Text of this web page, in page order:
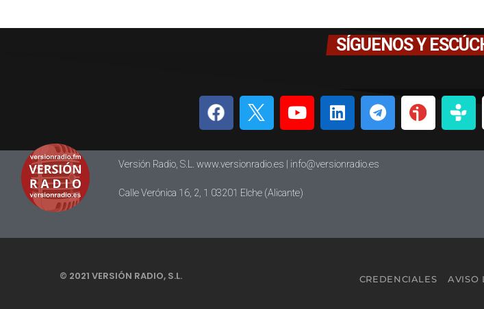
SÍGUENOS Y
Versión Radio, S.L. www.versionradio.es | info@versionradio.es
Calle Verónica 16, 2, 1 03201 Elche (Alicante)
© 2021 VERSIÓN RADIO, S.L. CREDENCIALES AVISO